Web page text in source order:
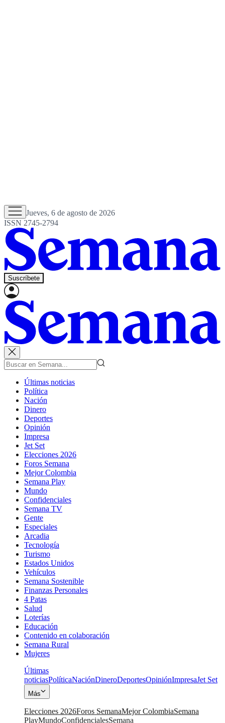
Jueves, 6 de agosto de 2026
ISSN 2745-2794
Suscríbete
Últimas noticias
Política
Nación
Dinero
Deportes
Opinión
Impresa
Jet Set
Elecciones 2026
Foros Semana
Mejor Colombia
Semana Play
Mundo
Confidenciales
Semana TV
Gente
Especiales
Arcadia
Tecnología
Turismo
Estados Unidos
Vehículos
Semana Sostenible
Finanzas Personales
4 Patas
Salud
Loterías
Educación
Contenido en colaboración
Semana Rural
Mujeres
Últimas
noticiasPolíticaNaciónDineroDeportesOpiniónImpresaJet Set
Más
Elecciones 2026Foros SemanaMejor ColombiaSemana
PlayMundoConfidencialesSemana